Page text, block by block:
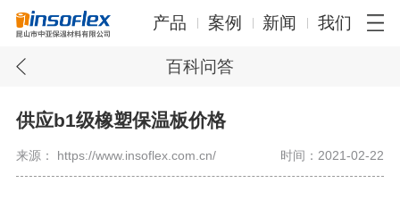
产品 案例 新闻 我们
百科问答
供应b1级橡塑保温板价格
来源： https://www.insoflex.com.cn/ 时间：2021-02-22